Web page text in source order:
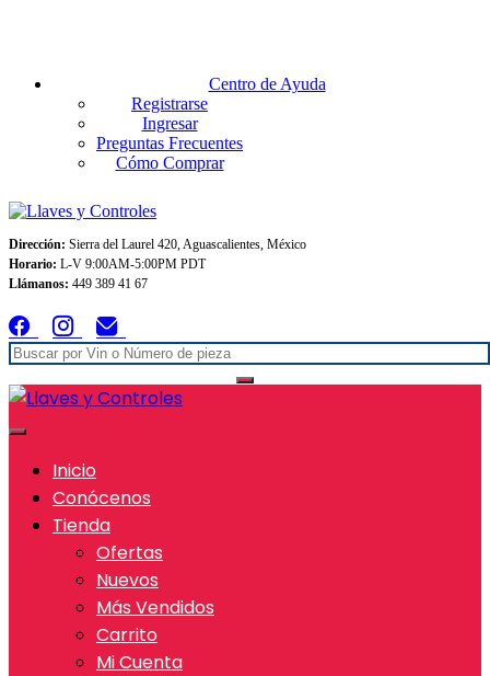
Centro de Ayuda
Registrarse
Ingresar
Preguntas Frecuentes
Cómo Comprar
Dirección: Sierra del Laurel 420, Aguascalientes, México
Horario: L-V 9:00AM-5:00PM PDT
Llámanos: 449 389 41 67
Inicio
Conócenos
Tienda
Ofertas
Nuevos
Más Vendidos
Carrito
Mi Cuenta